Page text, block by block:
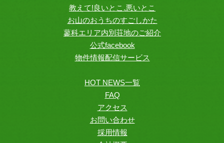
教えて!良いとこ.悪いとこ
お山のおうちのすごしかた
蓼科エリア内別荘地のご紹介
公式facebook
物件情報配信サービス
HOT NEWS一覧
FAQ
アクセス
お問い合わせ
採用情報